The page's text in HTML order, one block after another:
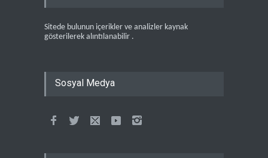
Sitede bulunun içerikler ve analizler kaynak
gösterilerek alıntılanabilir .
Sosyal Medya